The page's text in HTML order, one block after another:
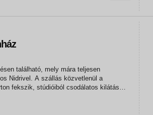
található, mely mára teljesen
Nidrivel. A szállás közvetlenül a
fekszik, stúdióiból csodálatos kilátás
kb. 950 méterre, kikötője kb. 1,3